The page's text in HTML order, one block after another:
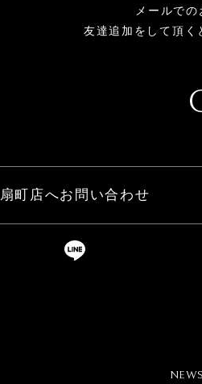
メールで
友達追加をして頂く
扇町店へお問い合わせ